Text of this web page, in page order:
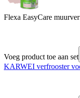
Flexa EasyCare
Voeg product toe aan set
KARWEI verfrooster